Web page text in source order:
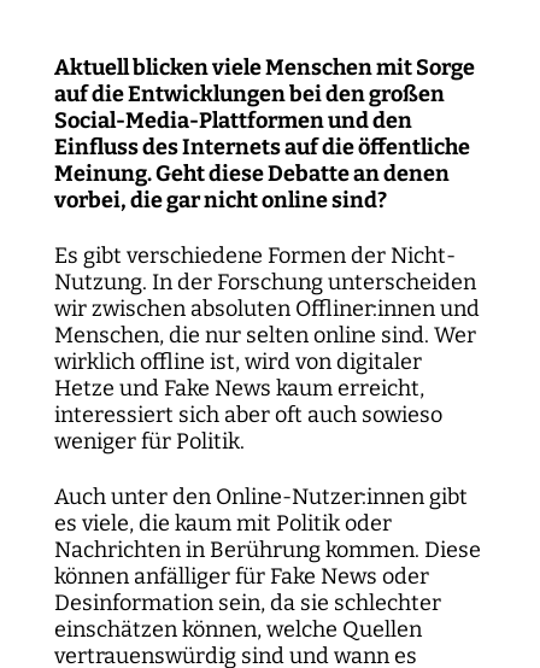
Aktuell blicken viele Menschen mit Sorge
auf die Entwicklungen bei den großen
Social-Media-Plattformen und den
Einfluss des Internets auf die öffentliche
Meinung. Geht diese Debatte an denen
vorbei, die gar nicht online sind?
Es gibt verschiedene Formen der Nicht-
Nutzung. In der Forschung unterscheiden
wir zwischen absoluten Offliner:innen und
Menschen, die nur selten online sind. Wer
wirklich offline ist, wird von digitaler
Hetze und Fake News kaum erreicht,
interessiert sich aber oft auch sowieso
weniger für Politik.
Auch unter den Online-Nutzer:innen gibt
es viele, die kaum mit Politik oder
Nachrichten in Berührung kommen. Diese
können anfälliger für Fake News oder
Desinformation sein, da sie schlechter
einschätzen können, welche Quellen
vertrauenswürdig sind und wann es